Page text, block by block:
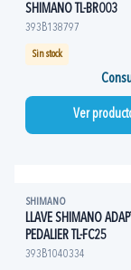
SHIMANO TL-BR003
393B138797
Sin stock
Ver
SHIMANO
LLAVE SHIMANO
PEDALIER TL-FC25
393B1040334